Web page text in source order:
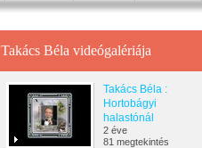
Takács Béla videógalériája
Takács Béla :
Hortobágyi
halastónál
2 éve
81 megtekintés